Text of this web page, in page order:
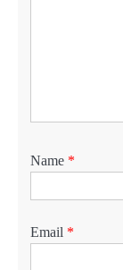
Name *
Email *